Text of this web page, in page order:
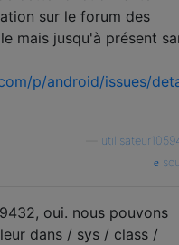
sur le forum des
mais jusqu'à présent
p/android/issues/
oui. nous pouvons
dans / sys / class /